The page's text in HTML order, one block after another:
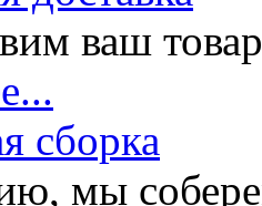
ваш
сборка
мы